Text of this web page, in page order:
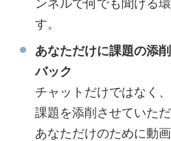
ンネルで何でも聞ける
す。
あなただけに課題の添
バック
チャットだけではなく
課題を添削させていた
あなただけのために動